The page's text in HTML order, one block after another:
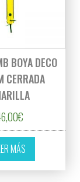
múltiples variantes.
BOYA DECO
CERRADA
€
MÁS